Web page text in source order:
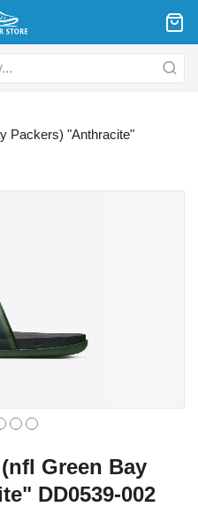
Packers) "Anthracite"
Green Bay
DD0539-002